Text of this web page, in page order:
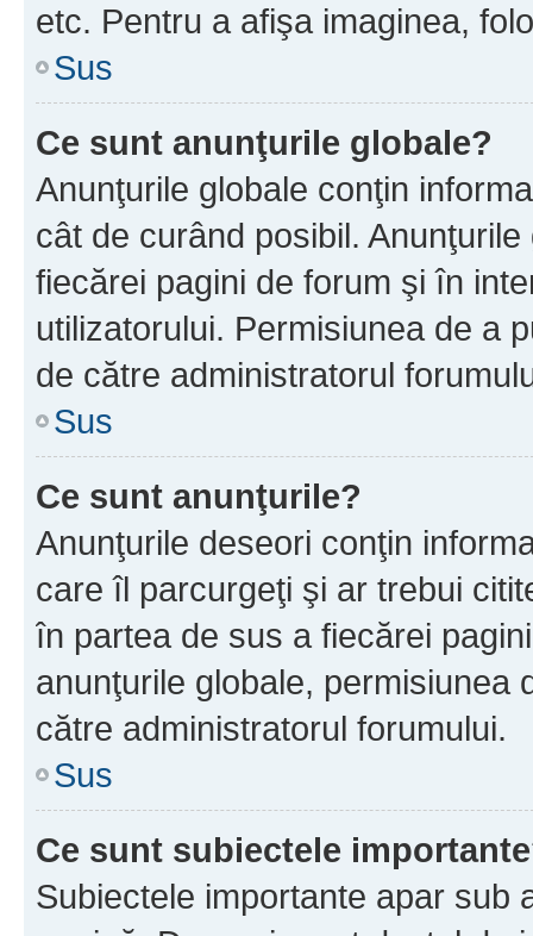
etc. Pentru a afişa imaginea,
Sus
Ce sunt anunţurile globale?
Anunţurile globale conţin
cât de curând posibil.
fiecărei pagini de forum şi în
utilizatorului. Permisiunea de a
de către administratorul
Sus
Ce sunt anunţurile?
Anunţurile deseori conţin
care îl parcurgeţi şi ar trebui
în partea de sus a fiecărei
anunţurile globale, permisiunea
către administratorul forumului.
Sus
Ce sunt subiectele
Subiectele importante apar sub